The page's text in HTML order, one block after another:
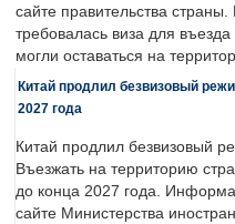
сайте правительства
требовалась виза для
могли оставаться на
Китай продлил безвизовый
2027 года
Китай продлил безвизовый
Въезжать на территорию
до конца 2027 года.
сайте Министерства